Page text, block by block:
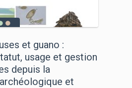
et guano :
usage et gestion
depuis la
et